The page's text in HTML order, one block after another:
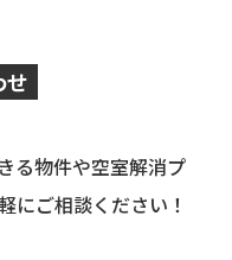
せ
る物件や空室解消プ
にご相談ください！